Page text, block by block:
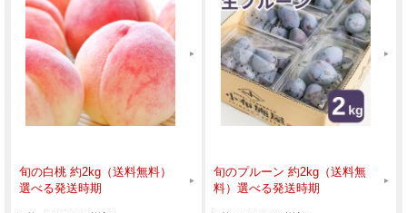
旬の白桃 約2kg（送料無料）
選べる発送時期
旬のプルーン 約2kg（送料無
料）選べる発送時期